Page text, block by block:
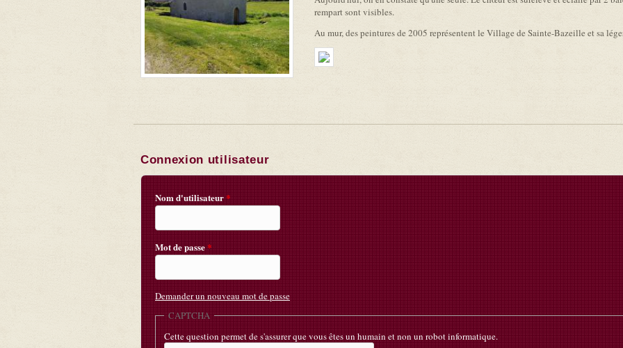
rempart sont visibles.
Au mur, des peintures de 2005 représentent le Village de Sainte-Bazeille et sa
Connexion utilisateur
Nom d'utilisateur*
Mot de passe*
Demander un nouveau mot de passe
CAPTCHA
Cette question permet de s'assurer que vous êtes un humain et non un robot informatique.